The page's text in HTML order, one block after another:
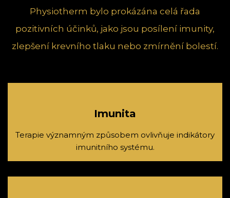
Physiotherm bylo prokázána celá řada
pozitivních účinků, jako jsou posílení imunity,
zlepšení krevního tlaku nebo zmírnění bolestí.
Imunita
Terapie významným způsobem ovlivňuje indikátory
imunitního systému.